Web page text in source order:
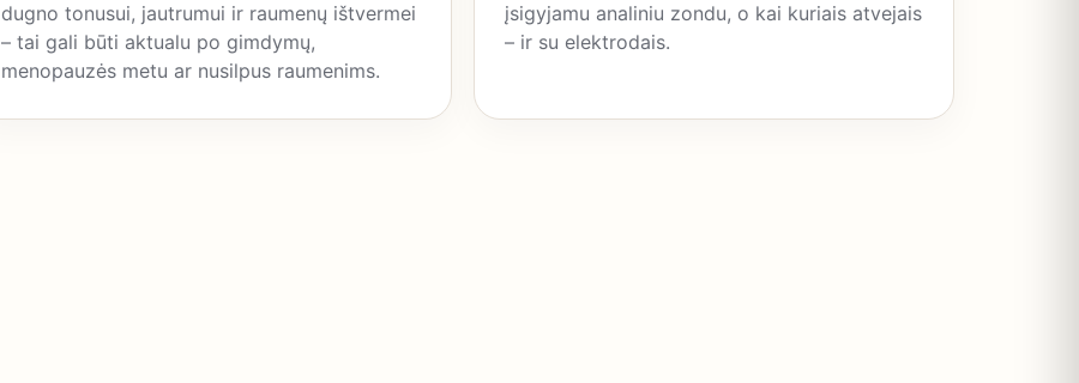
dugno tonusui, jautrumui ir raumenų ištvermei
– tai gali būti aktualu po gimdymų,
menopauzės metu ar nusilpus raumenims.
įsigyjamu analiniu zondu, o kai kuriais atvejais
– ir su elektrodais.